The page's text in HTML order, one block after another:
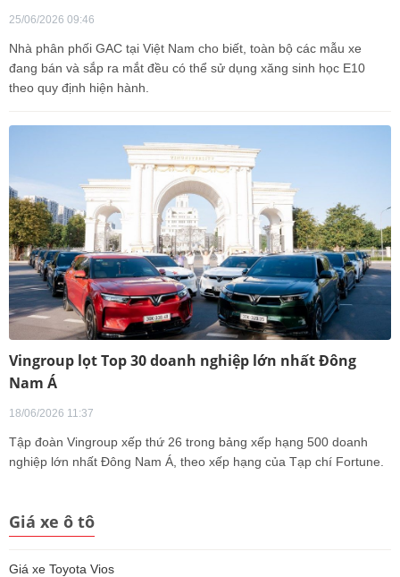
25/06/2026 09:46
Nhà phân phối GAC tại Việt Nam cho biết, toàn bộ các mẫu xe
đang bán và sắp ra mắt đều có thể sử dụng xăng sinh học E10
theo quy định hiện hành.
Vingroup lọt Top 30 doanh nghiệp lớn nhất Đông
Nam Á
18/06/2026 11:37
Tập đoàn Vingroup xếp thứ 26 trong bảng xếp hạng 500 doanh
nghiệp lớn nhất Đông Nam Á, theo xếp hạng của Tạp chí Fortune.
Giá xe ô tô
Giá xe Toyota Vios